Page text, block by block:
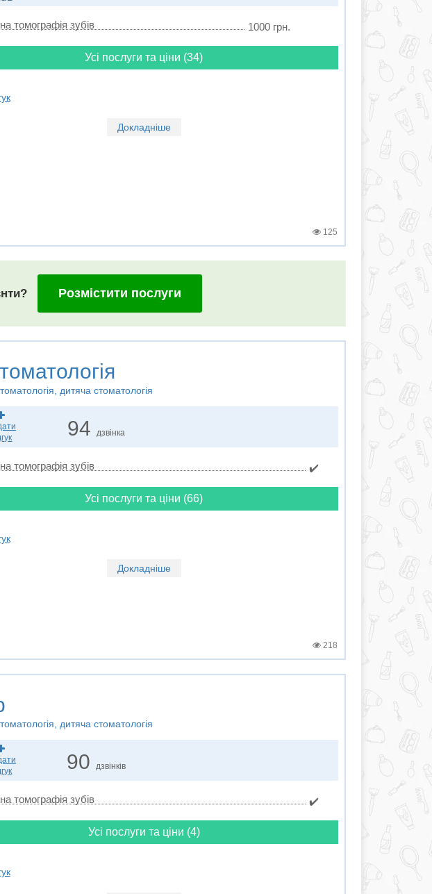
томографія зубів 1000 грн.
Усі послуги та ціни (34)
Докладніше
125
Розмістити послуги
дитяча стоматологія
94 дзвінка
томографія зубів ✔️
Усі послуги та ціни (66)
Докладніше
218
дитяча стоматологія
90 дзвінків
томографія зубів ✔️
Усі послуги та ціни (4)